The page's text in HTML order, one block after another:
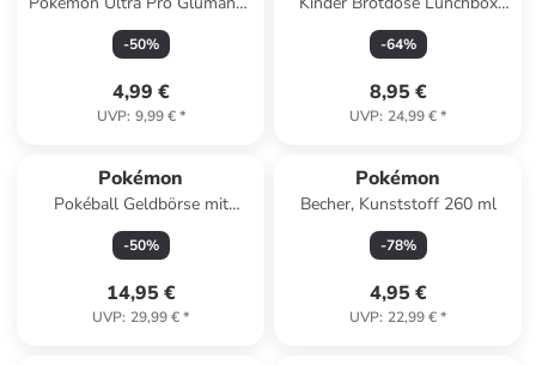
Album Ordner in Mehrfarbig
ab 6 Jahre
-50%
4,99 €
UVP: 9,99 €*
Pausenbox Schulbrotbox
-64%
8,95 €
UVP: 24,99 €*
Pokémon
Pokéball Geldbörse mit
Reißverschluss und
Klettverschluss
-50%
14,95 €
UVP: 29,99 €*
Pokémon
Becher, Kunststoff 260 ml
-78%
4,95 €
UVP: 22,99 €*